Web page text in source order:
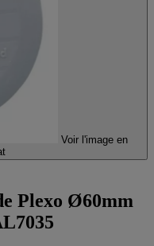
Voir l'image en
Plexo Ø60mm